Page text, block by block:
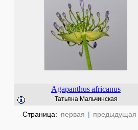
Agapanthusafricanus
Татьяна Мальчинская
Страница: первая | предыдущая